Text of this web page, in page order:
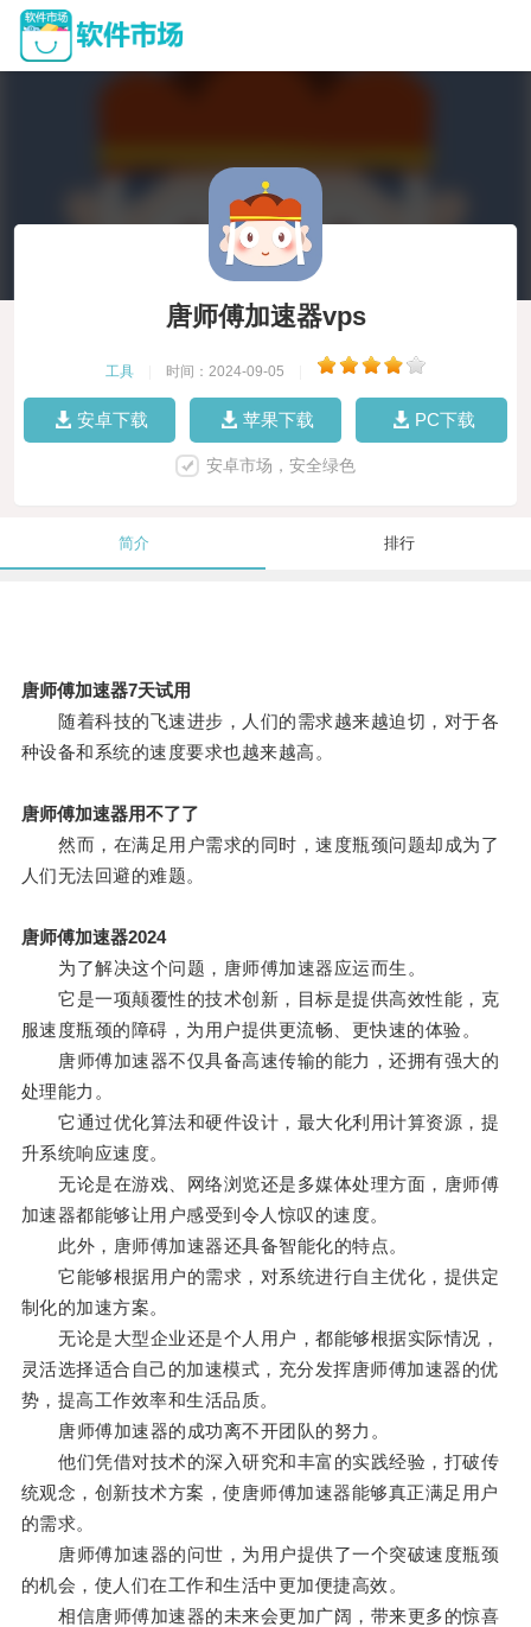
唐师傅加速器vps
工具 时间：2024-09-05
安卓下载 苹果下载 PC下载
安卓市场，安全绿色
简介 排行
唐师傅加速器7天试用
随着科技的飞速进步，人们的需求越来越迫切，对于各
种设备和系统的速度要求也越来越高。
唐师傅加速器用不了了
然而，在满足用户需求的同时，速度瓶颈问题却成为了
人们无法回避的难题。
唐师傅加速器2024
为了解决这个问题，唐师傅加速器应运而生。
它是一项颠覆性的技术创新，目标是提供高效性能，克
服速度瓶颈的障碍，为用户提供更流畅、更快速的体验。
唐师傅加速器不仅具备高速传输的能力，还拥有强大的
处理能力。
它通过优化算法和硬件设计，最大化利用计算资源，提
升系统响应速度。
无论是在游戏、网络浏览还是多媒体处理方面，唐师傅
加速器都能够让用户感受到令人惊叹的速度。
此外，唐师傅加速器还具备智能化的特点。
它能够根据用户的需求，对系统进行自主优化，提供定
制化的加速方案。
无论是大型企业还是个人用户，都能够根据实际情况，
灵活选择适合自己的加速模式，充分发挥唐师傅加速器的优
势，提高工作效率和生活品质。
唐师傅加速器的成功离不开团队的努力。
他们凭借对技术的深入研究和丰富的实践经验，打破传
统观念，创新技术方案，使唐师傅加速器能够真正满足用户
的需求。
唐师傅加速器的问世，为用户提供了一个突破速度瓶颈
的机会，使人们在工作和生活中更加便捷高效。
相信唐师傅加速器的未来会更加广阔，带来更多的惊喜